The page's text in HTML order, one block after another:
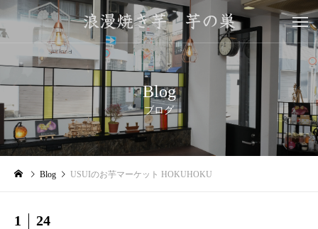
浪漫焼き芋 芋の巣
Blog
ブログ
Blog USUIのお芋マーケット HOKUHOKU
1 24